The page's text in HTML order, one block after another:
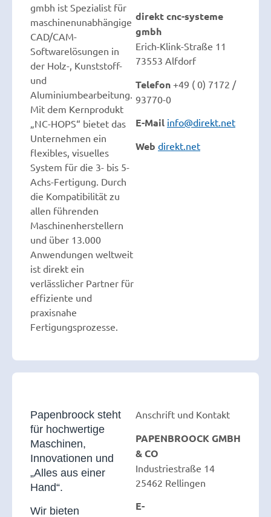
gmbh ist Spezialist für
maschinenunabhängige
CAD/CAM-
Softwarelösungen in
der Holz-, Kunststoff-
und
Aluminiumbearbeitung.
Mit dem Kernprodukt
„NC-HOPS“ bietet das
Unternehmen ein
flexibles, visuelles
System für die 3- bis 5-
Achs-Fertigung. Durch
die Kompatibilität zu
allen führenden
Maschinenherstellern
und über 13.000
Anwendungen weltweit
ist direkt ein
verlässlicher Partner für
effiziente und
praxisnahe
Fertigungsprozesse.
direkt cnc-systeme
gmbh
Erich-Klink-Straße 11
73553 Alfdorf
Telefon +49 ( 0) 7172 /
93770-0
E-Mail info@direkt.net
Web direkt.net
Papenbroock steht
für hochwertige
Maschinen,
Innovationen und
„Alles aus einer
Hand“.
Wir bieten
Anschrift und Kontakt
PAPENBROOCK GMBH
& CO
Industriestraße 14
25462 Rellingen
E-